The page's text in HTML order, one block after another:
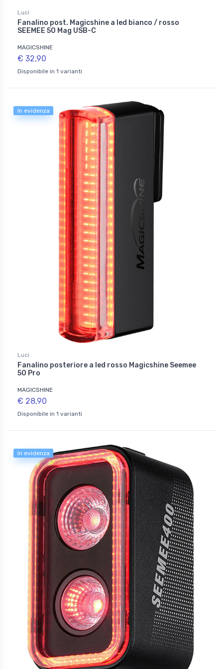
Luci
Fanalino post. Magicshine a led bianco / rosso
SEEMEE 50 Mag USB-C
MAGICSHINE
€ 32,90
Disponibile in 1 varianti
In evidenza
Luci
Fanalino posteriore a led rosso Magicshine Seemee
50 Pro
MAGICSHINE
€ 28,90
Disponibile in 1 varianti
In evidenza